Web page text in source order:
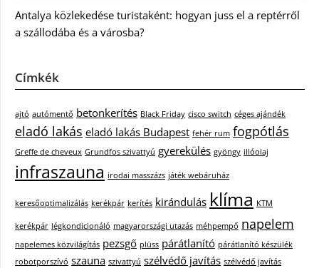
Antalya közlekedése turistaként: hogyan juss el a reptérről
a szállodába és a városba?
Címkék
ajtó autómentő betonkerítés Black Friday cisco switch céges ajándék
eladó lakás eladó lakás Budapest fehér rum fogpótlás
Greffe de cheveux Grundfos szivattyú gyerekülés gyöngy illóolaj
infraszauna irodai masszázs játék webáruház
keresőoptimalizálás kerékpár kerítés kirándulás klíma KTM
kerékpár légkondicionáló magyarországi utazás méhpempő napelem
napelemes közvilágítás pezsgő plüss párátlanító párátlanító készülék
robotporszívó szauna szivattyú szélvédő javítás szélvédő javítás